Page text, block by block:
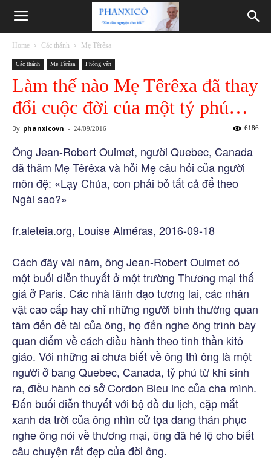
Phanxicô
Home Các thánh Mẹ Têrêsa
Các thánh Mẹ Têrêsa Phỏng vấn
Làm thế nào Mẹ Têrêxa đã thay
đổi cuộc đời của một tỷ phú…
By phanxicovn - 24/09/2016 6186
Ông Jean-Robert Ouimet, người Quebec, Canada
đã thăm Mẹ Têrêxa và hỏi Mẹ câu hỏi của người
môn đệ: «Lạy Chúa, con phải bỏ tất cả để theo
Ngài sao?»
fr.aleteia.org, Louise Alméras, 2016-09-18
Cách đây vài năm, ông Jean-Robert Ouimet có
một buổi diễn thuyết ở một trường Thương mại thế
giá ở Paris. Các nhà lãnh đạo tương lai, các nhân
vật cao cấp hay chỉ những người bình thường quan
tâm đến đề tài của ông, họ đến nghe ông trình bày
quan điểm về cách điều hành theo tinh thần kitô
giáo. Với những ai chưa biết về ông thì ông là một
người ở bang Quebec, Canada, tỷ phú từ khi sinh
ra, điều hành cơ sở Cordon Bleu inc của cha mình.
Đến buổi diễn thuyết với bộ đồ du lịch, cặp mắt
xanh da trời của ông nhìn cử tọa đang thán phục
nghe ông nói về thương mại, ông đã hé lộ cho biết
câu chuyện rất đẹp của đời ông.